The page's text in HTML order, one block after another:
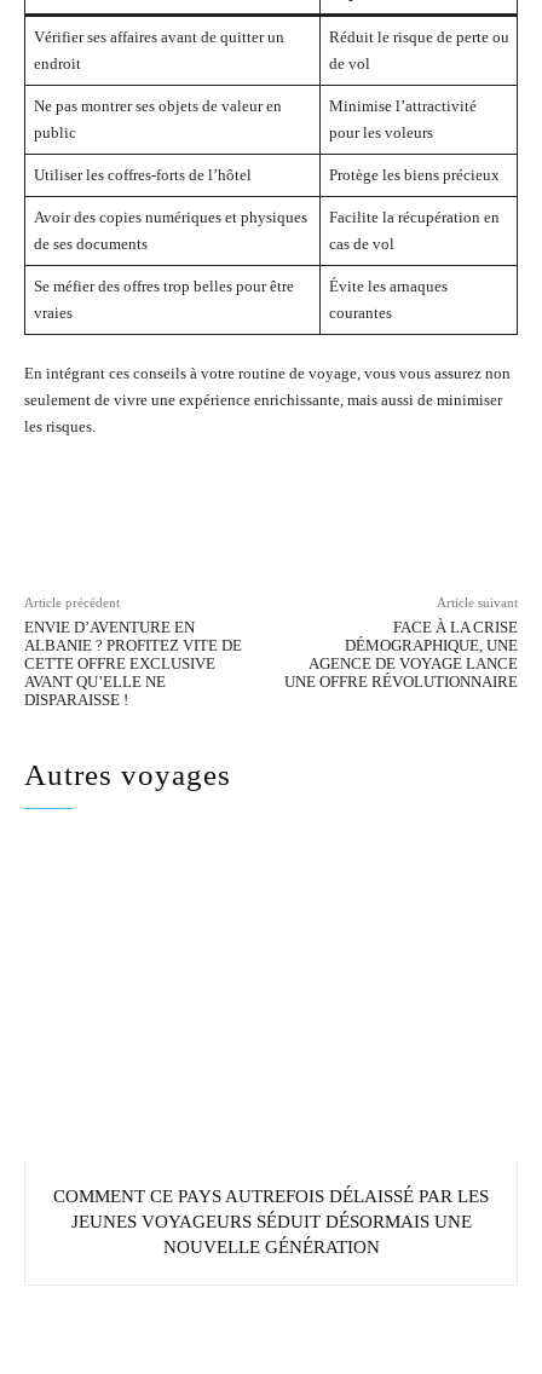
Vérifier ses affaires avant de quitter un
endroit
Réduit le risque de perte ou
de vol
Ne pas montrer ses objets de valeur en
public
Minimise l’attractivité
pour les voleurs
Utiliser les coffres-forts de l’hôtel Protège les biens précieux
Avoir des copies numériques et physiques
de ses documents
Facilite la récupération en
cas de vol
Se méfier des offres trop belles pour être
vraies
Évite les arnaques
courantes
En intégrant ces conseils à votre routine de voyage, vous vous assurez non
seulement de vivre une expérience enrichissante, mais aussi de minimiser
les risques.
Article précédent
ENVIE D’AVENTURE EN
ALBANIE ? PROFITEZ VITE DE
CETTE OFFRE EXCLUSIVE
AVANT QU’ELLE NE
DISPARAISSE !
Article suivant
FACE À LA CRISE
DÉMOGRAPHIQUE, UNE
AGENCE DE VOYAGE LANCE
UNE OFFRE RÉVOLUTIONNAIRE
Autres voyages
COMMENT CE PAYS AUTREFOIS DÉLAISSÉ PAR LES
JEUNES VOYAGEURS SÉDUIT DÉSORMAIS UNE
NOUVELLE GÉNÉRATION